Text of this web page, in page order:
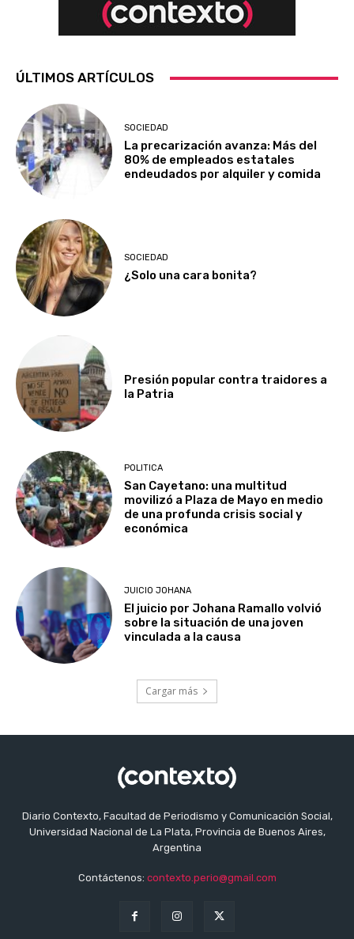
ÚLTIMOS ARTÍCULOS
SOCIEDAD
La precarización avanza: Más del
80% de empleados estatales
endeudados por alquiler y comida
SOCIEDAD
¿Solo una cara bonita?
Presión popular contra traidores a
la Patria
POLITICA
San Cayetano: una multitud
movilizó a Plaza de Mayo en medio
de una profunda crisis social y
económica
JUICIO JOHANA
El juicio por Johana Ramallo volvió
sobre la situación de una joven
vinculada a la causa
Cargar más
Diario Contexto, Facultad de Periodismo y Comunicación Social,
Universidad Nacional de La Plata, Provincia de Buenos Aires,
Argentina
Contáctenos: contexto.perio@gmail.com